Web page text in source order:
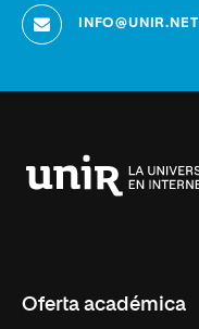
INFO@UNIR.NET
Oferta académica